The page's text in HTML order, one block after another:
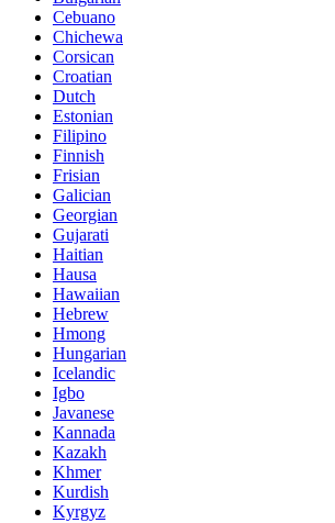
Cebuano
Chichewa
Corsican
Croatian
Dutch
Estonian
Filipino
Finnish
Frisian
Galician
Georgian
Gujarati
Haitian
Hausa
Hawaiian
Hebrew
Hmong
Hungarian
Icelandic
Igbo
Javanese
Kannada
Kazakh
Khmer
Kurdish
Kyrgyz